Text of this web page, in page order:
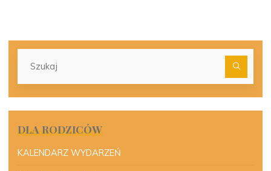
DLA RODZICÓW
KALENDARZ WYDARZEŃ